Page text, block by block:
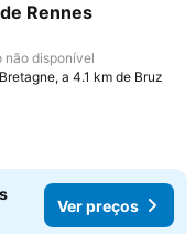
aos favoritos
Rennes
não disponível
a 4.1 km de Bruz
Ver preços